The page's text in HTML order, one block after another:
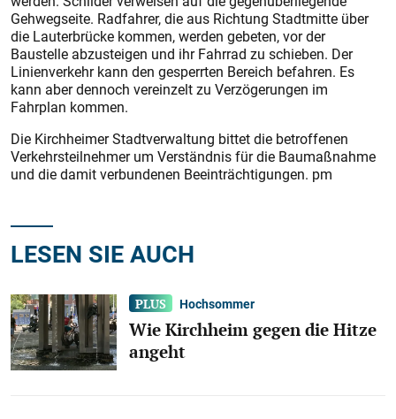
Gehwegseite. Radfahrer, die aus Richtung Stadtmitte über
die Lauterbrücke kommen, werden gebeten, vor der
Baustelle abzusteigen und ihr Fahrrad zu schieben. Der
Linienverkehr kann den gesperrten Bereich befahren. Es
kann aber dennoch vereinzelt zu Verzögerungen im
Fahrplan kommen.
Die Kirchheimer Stadtverwaltung bittet die betroffenen
Verkehrsteilnehmer um Verständnis für die Baumaßnahme
und die damit verbundenen Beeinträchtigungen. pm
LESEN SIE AUCH
Hochsommer
Wie Kirchheim gegen die Hitze
angeht